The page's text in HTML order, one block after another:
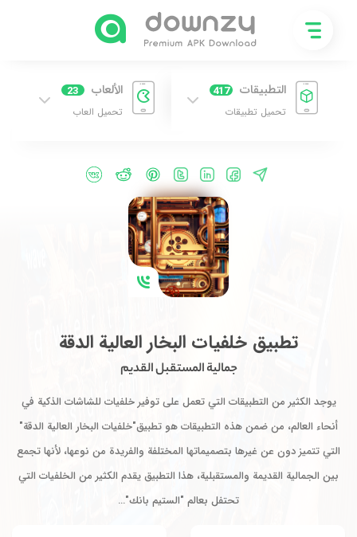
التطبيقات 417
تحميل تطبيقات
الألعاب 23
تحميل العاب
تطبيق خلفيات البخار العالية الدقة
جمالية المستقبل القديم
يوجد الكثير من التطبيقات التي تعمل على توفير خلفيات للشاشات الذكية في
أنحاء العالم، من ضمن هذه التطبيقات هو تطبيق"خلفيات البخار العالية الدقة"
التي تتميز دون عن غيرها بتصميماتها المختلفة والفريدة من نوعها، لأنها تجمع
بين الجمالية القديمة والمستقبلية، هذا التطبيق يقدم الكثير من الخلفيات التي
تحتفل بعالم "الستيم بانك"…